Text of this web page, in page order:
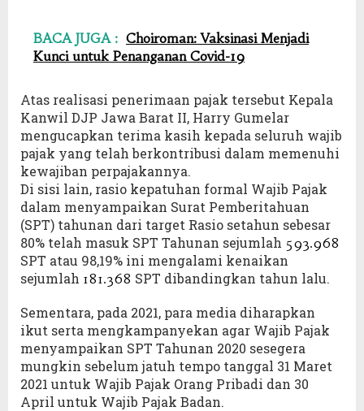
BACA JUGA : Choiroman: Vaksinasi Menjadi
Kunci untuk Penanganan Covid-19
Atas realisasi penerimaan pajak tersebut Kepala
Kanwil DJP Jawa Barat II, Harry Gumelar
mengucapkan terima kasih kepada seluruh wajib
pajak yang telah berkontribusi dalam memenuhi
kewajiban perpajakannya.
Di sisi lain, rasio kepatuhan formal Wajib Pajak
dalam menyampaikan Surat Pemberitahuan
(SPT) tahunan dari target Rasio setahun sebesar
80% telah masuk SPT Tahunan sejumlah 593.968
SPT atau 98,19% ini mengalami kenaikan
sejumlah 181.368 SPT dibandingkan tahun lalu.
Sementara, pada 2021, para media diharapkan
ikut serta mengkampanyekan agar Wajib Pajak
menyampaikan SPT Tahunan 2020 sesegera
mungkin sebelum jatuh tempo tanggal 31 Maret
2021 untuk Wajib Pajak Orang Pribadi dan 30
April untuk Wajib Pajak Badan.